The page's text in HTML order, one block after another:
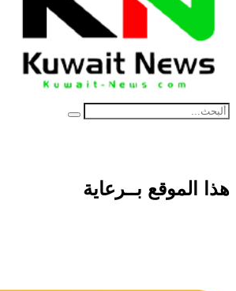
NE
News Elementor
هذا الموقع بــرعاية